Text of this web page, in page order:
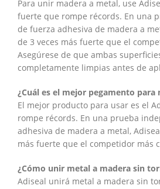
Para unir madera a metal, use
fuerte que rompe récords. En una
de fuerza adhesiva de madera a
de 3 veces más fuerte que el
Asegúrese de que ambas
completamente limpias antes de
¿Cuál es el mejor pegamento para
El mejor producto para usar es el
rompe récords. En una prueba
adhesiva de madera a metal,
más fuerte que el competidor más
¿Cómo unir metal a madera sin
Adiseal unirá metal a madera sin